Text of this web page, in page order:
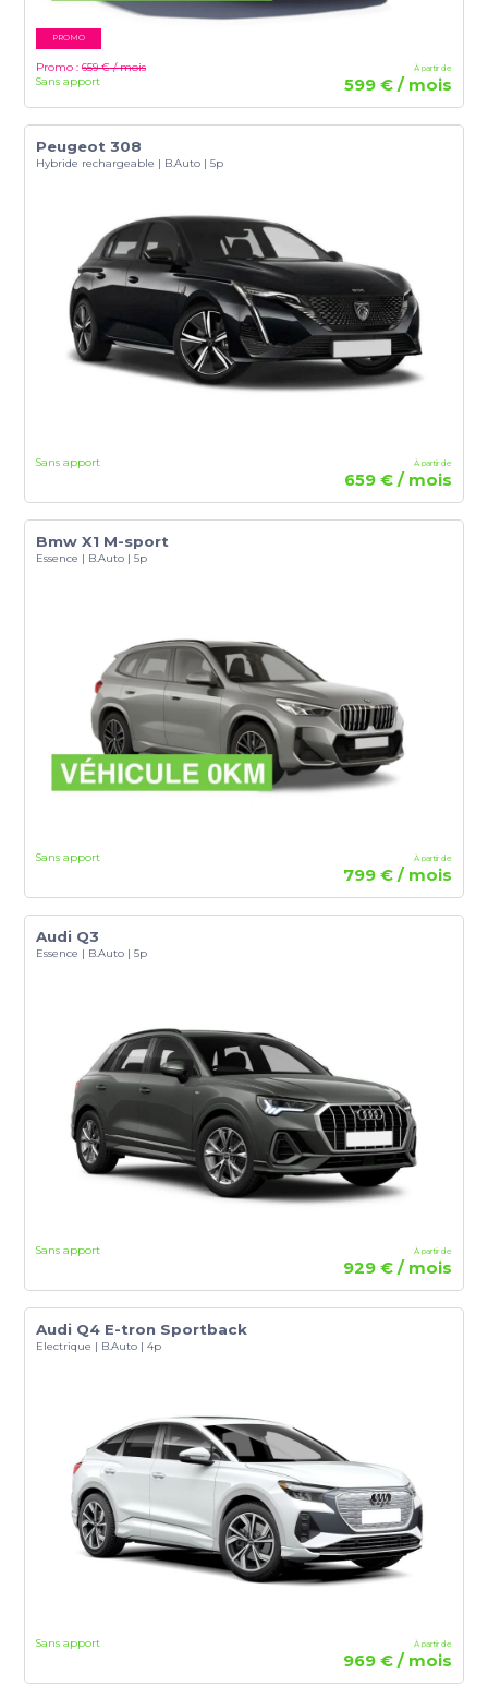
PROMO
Promo :659 € / mois
Sans apport
À partir de
599 € / mois
Peugeot 308
Hybride rechargeable | B.Auto | 5p
Sans apport À partir de
659 € / mois
Bmw X1 M-sport
Essence | B.Auto | 5p
Sans apport À partir de
799 € / mois
Audi Q3
Essence | B.Auto | 5p
Sans apport À partir de
929 € / mois
Audi Q4 E-tron Sportback
Electrique | B.Auto | 4p
Sans apport À partir de
969 € / mois